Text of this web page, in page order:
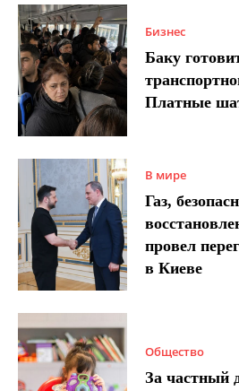
Бизнес
Баку
Платные
В мире
Газ,
провел
в Киеве
Общество
За частный